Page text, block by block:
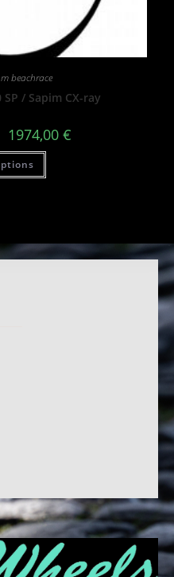
beachrace
SP / Sapim CX-ray
1974,00 €